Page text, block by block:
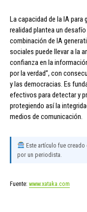
La capacidad de la IA para
realidad plantea un
combinación de IA
sociales puede llevar a la
confianza en la
por la verdad”, con
y las democracias. Es
efectivos para detectar y
protegiendo así la
medios de comunicación.
Este artículo fue
por un periodista.
Fuente: www.xataka.com